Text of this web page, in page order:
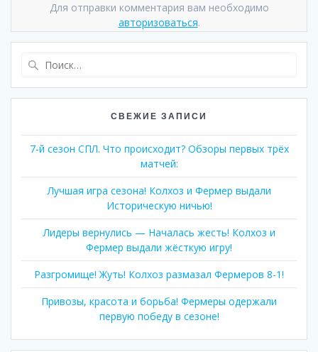
Для отправки комментария вам необходимо
авторизоваться.
СВЕЖИЕ ЗАПИСИ
7-й сезон СПЛ. Что происходит? Обзоры первых трёх
матчей:
Лучшая игра сезона! Колхоз и Фермер выдали
Историческую ничью!
Лидеры вернулись — Началась жесть! Колхоз и
Фермер выдали жëсткую игру!
Разгромище! Жуть! Колхоз размазал Фермеров 8-1!
Привозы, красота и борьба! Фермеры одержали
первую победу в сезоне!